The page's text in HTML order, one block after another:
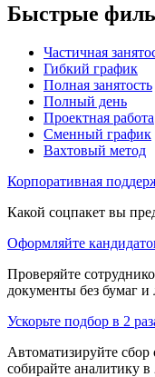
Быстрые
Частичная
Гибкий график
Полная занятость
Полный день
Проектная работа
Сменный график
Вахтовый метод
Корпоративная
Какой соцпакет вы
Оформляйте
Проверяйте
документы без бумаг
Ускорьте подбор в 2
Автоматизируйте сбор
собирайте аналитику в